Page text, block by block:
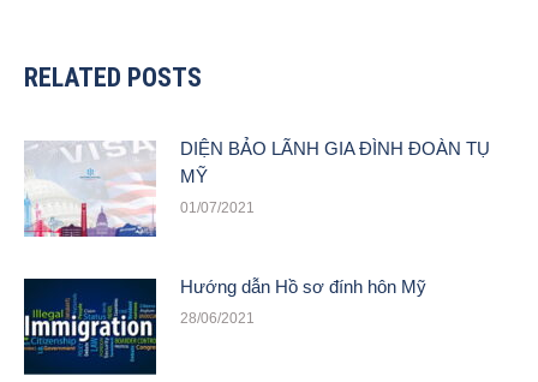
RELATED POSTS
DIỆN BẢO LÃNH GIA ĐÌNH ĐOÀN TỤ
MỸ
01/07/2021
Hướng dẫn Hồ sơ đính hôn Mỹ
28/06/2021